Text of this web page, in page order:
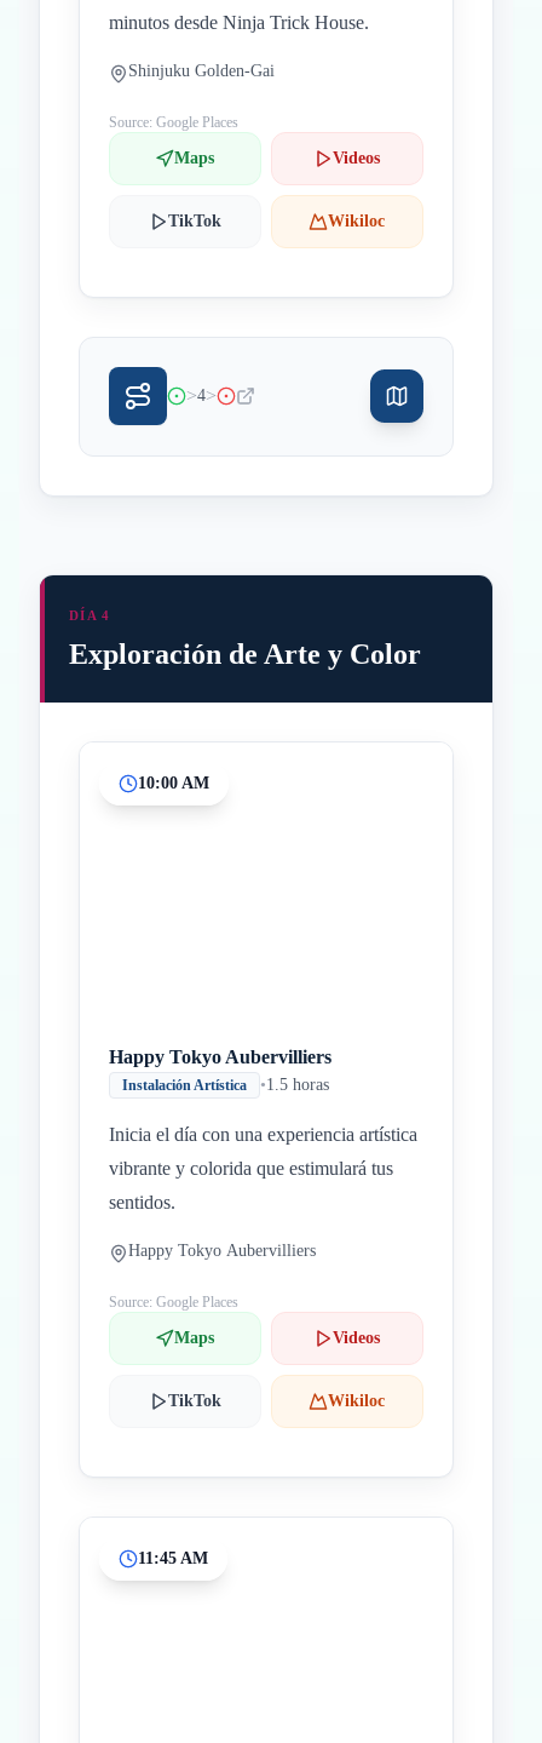
minutos desde Ninja Trick House.
Shinjuku Golden-Gai
Source: Google Places
Maps Videos
TikTok Wikiloc
>4>
DÍA 4
Exploración de Arte y Color
10:00 AM
Happy Tokyo Aubervilliers
Instalación Artística •1.5 horas
Inicia el día con una experiencia artística
vibrante y colorida que estimulará tus
sentidos.
Happy Tokyo Aubervilliers
Source: Google Places
Maps Videos
TikTok Wikiloc
11:45 AM